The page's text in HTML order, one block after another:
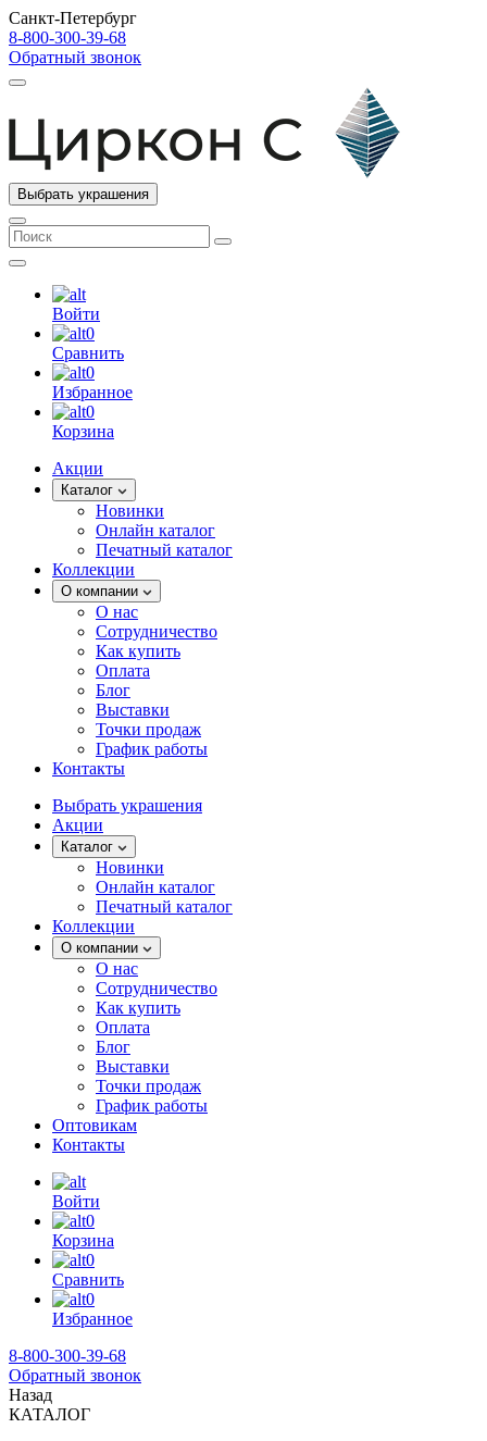
Санкт-Петербург
8-800-300-39-68
Обратный звонок
Выбрать украшения
Войти
0
Сравнить
0
Избранное
0
Корзина
Акции
Каталог
Новинки
Онлайн каталог
Печатный каталог
Коллекции
О компании
О нас
Сотрудничество
Как купить
Оплата
Блог
Выставки
Точки продаж
График работы
Контакты
Выбрать украшения
Акции
Каталог
Новинки
Онлайн каталог
Печатный каталог
Коллекции
О компании
О нас
Сотрудничество
Как купить
Оплата
Блог
Выставки
Точки продаж
График работы
Оптовикам
Контакты
Войти
0
Корзина
0
Сравнить
0
Избранное
8-800-300-39-68
Обратный звонок
Назад
КАТАЛОГ